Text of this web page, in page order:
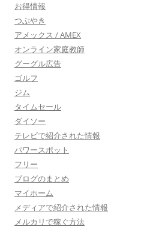
お得情報
つぶやき
アメックス / AMEX
オンライン家庭教師
グーグル広告
ゴルフ
ジム
タイムセール
ダイソー
テレビで紹介された情報
パワースポット
フリー
ブログのまとめ
マイホーム
メディアで紹介された情報
メルカリで稼ぐ方法